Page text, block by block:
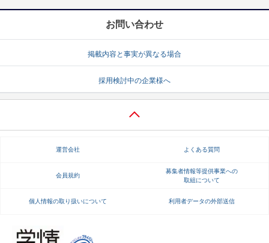
お問い合わせ
掲載内容と事実が異なる場合
採用検討中の企業様へ
運営会社 よくある質問
会員規約
募集者情報等提供事業への
取組について
個人情報の取り扱いについて 利用者データの外部送信